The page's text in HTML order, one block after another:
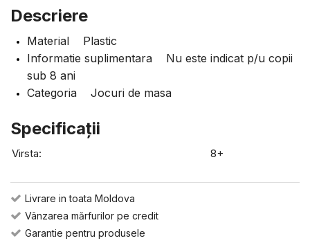
Descriere
Material Plastic
Informatie suplimentara Nu este indicat p/u copii
sub 8 ani
Categoria Jocuri de masa
Specificaţii
Virsta: 8+
Livrare in toata Moldova
Vânzarea mărfurilor pe credit
Garantie pentru produsele